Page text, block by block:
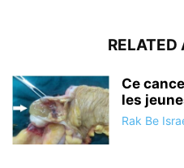
RELATED
Ce
les
Rak Be